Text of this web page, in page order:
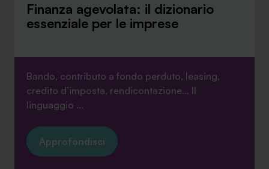
Finanza agevolata: il dizionario
essenziale per le imprese
Bando, contributo a fondo perduto, leasing,
credito d’imposta, rendicontazione… Il
linguaggio ...
Approfondisci